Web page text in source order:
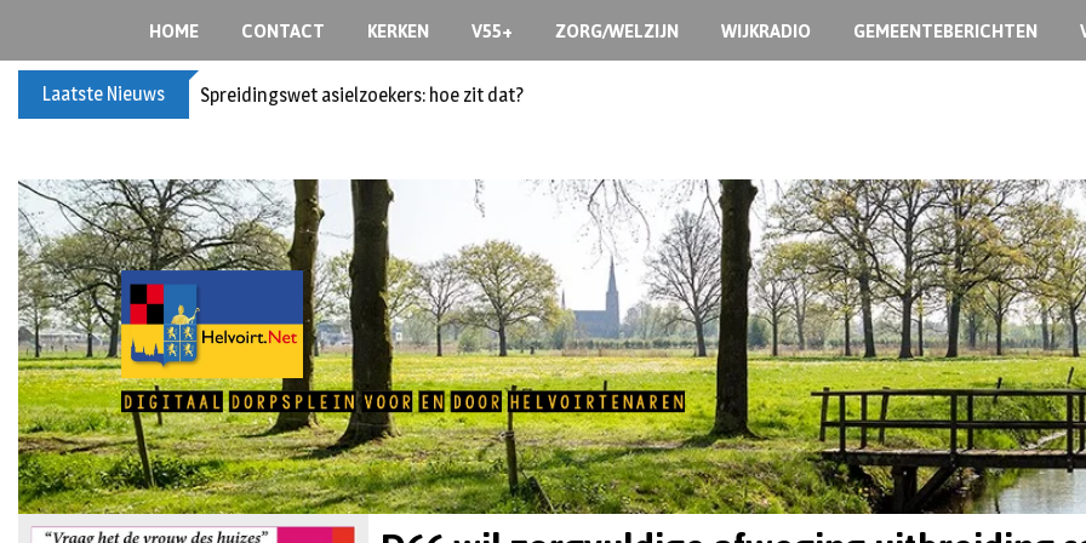
HOME CONTACT KERKEN V55+ ZORG/WELZIJN WIJKRADIO GEMEENTEBERICHTEN
Laatste Nieuws